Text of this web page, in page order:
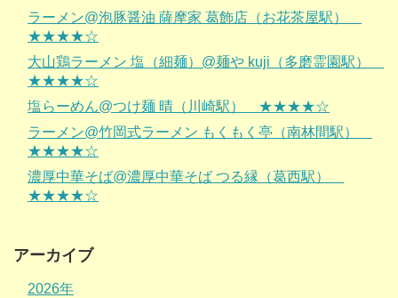
ラーメン@泡豚醤油 薩摩家 葛飾店（お花茶屋駅）
★★★★☆
大山鶏ラーメン 塩（細麺）@麺や kuji（多磨霊園駅）
★★★★☆
塩らーめん@つけ麺 晴（川崎駅） ★★★★☆
ラーメン@竹岡式ラーメン もくもく亭（南林間駅）
★★★★☆
濃厚中華そば@濃厚中華そば つる縁（葛西駅）
★★★★☆
アーカイブ
2026年